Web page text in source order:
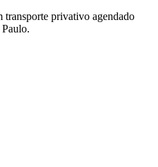
transporte privativo agendado